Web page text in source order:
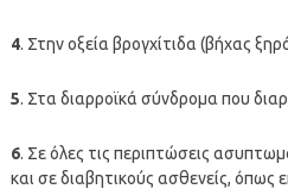
4. Στην οξεία βρογχίτιδα (βήχας
5. Στα διαρροϊκά σύνδρομα που
6. Σε όλες τις περιπτώσεις
και σε διαβητικούς ασθενείς, όπως